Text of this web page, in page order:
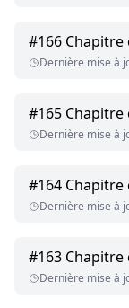
#166 Chapitre
Dernière mise à
#165 Chapitre
Dernière mise à
#164 Chapitre
Dernière mise à
#163 Chapitre
Dernière mise à